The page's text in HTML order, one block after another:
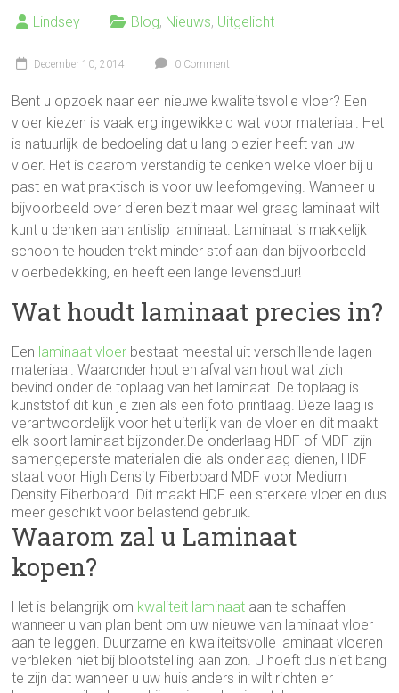
Lindsey Blog, Nieuws, Uitgelicht
December 10, 2014 0 Comment
Bent u opzoek naar een nieuwe kwaliteitsvolle vloer? Een
vloer kiezen is vaak erg ingewikkeld wat voor materiaal. Het
is natuurlijk de bedoeling dat u lang plezier heeft van uw
vloer. Het is daarom verstandig te denken welke vloer bij u
past en wat praktisch is voor uw leefomgeving. Wanneer u
bijvoorbeeld over dieren bezit maar wel graag laminaat wilt
kunt u denken aan antislip laminaat. Laminaat is makkelijk
schoon te houden trekt minder stof aan dan bijvoorbeeld
vloerbedekking, en heeft een lange levensduur!
Wat houdt laminaat precies in?
Een laminaat vloer bestaat meestal uit verschillende lagen
materiaal. Waaronder hout en afval van hout wat zich
bevind onder de toplaag van het laminaat. De toplaag is
kunststof dit kun je zien als een foto printlaag. Deze laag is
verantwoordelijk voor het uiterlijk van de vloer en dit maakt
elk soort laminaat bijzonder.De onderlaag HDF of MDF zijn
samengeperste materialen die als onderlaag dienen, HDF
staat voor High Density Fiberboard MDF voor Medium
Density Fiberboard. Dit maakt HDF een sterkere vloer en dus
meer geschikt voor belastend gebruik.
Waarom zal u Laminaat
kopen?
Het is belangrijk om kwaliteit laminaat aan te schaffen
wanneer u van plan bent om uw nieuwe van laminaat vloer
aan te leggen. Duurzame en kwaliteitsvolle laminaat vloeren
verbleken niet bij blootstelling aan zon. U hoeft dus niet bang
te zijn dat wanneer u uw huis anders in wilt richten er